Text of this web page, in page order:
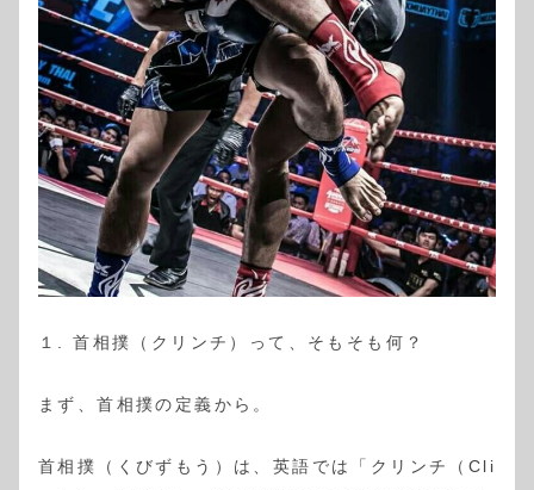
１. 首相撲（クリンチ）って、そもそも何？
まず、首相撲の定義から。
首相撲（くびずもう）は、英語では「クリンチ（Cli